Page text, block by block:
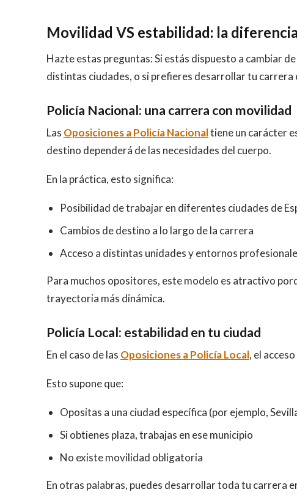
Movilidad VS estabilidad: la
Hazte estas preguntas: Si estás dispuesto a cambiar
distintas ciudades, o si prefieres desarrollar tu
Policía Nacional: una carrera con movilidad
Las Oposiciones a Policía Nacionaltiene un carácter
destino dependerá de las necesidades del cuerpo.
En la práctica, esto significa:
Posibilidad de trabajar en diferentes ciudades de
Cambios de destino a lo largo de la carrera
Acceso a distintas unidades y entornos
Para muchos opositores, este modelo es atractivo
trayectoria más dinámica.
Policía Local: estabilidad en tu ciudad
En el caso de las Oposiciones a Policía Local, el
Esto supone que:
Opositas a una ciudad específica (por ejemplo,
Si obtienes plaza, trabajas en ese municipio
No existe movilidad obligatoria
En otras palabras, puedes desarrollar toda tu carrera